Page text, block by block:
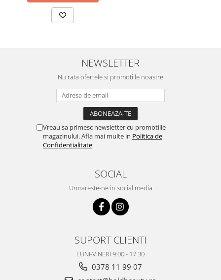
NEWSLETTER
Nu rata ofertele si promotiile noastre
Vreau sa primesc newsletter cu promotiile
magazinului. Afla mai multe in Politica de
Confidentialitate
SOCIAL
Urmareste-ne in social media
SUPORT CLIENTI
LUNI-VINERI 9:00 - 17:30
0378 11 99 07